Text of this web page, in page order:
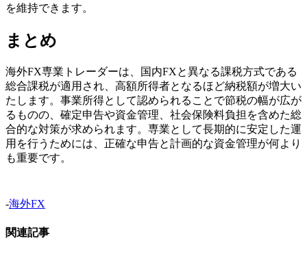
を維持できます。
まとめ
海外FX専業トレーダーは、国内FXと異なる課税方式である
総合課税が適用され、高額所得者となるほど納税額が増大い
たします。事業所得として認められることで節税の幅が広が
るものの、確定申告や資金管理、社会保険料負担を含めた総
合的な対策が求められます。専業として長期的に安定した運
用を行うためには、正確な申告と計画的な資金管理が何より
も重要です。
-海外FX
関連記事